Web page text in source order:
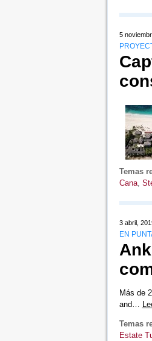
5
Temas
Cana,
3 abril,
EN
Más de
and…
Temas
Estate